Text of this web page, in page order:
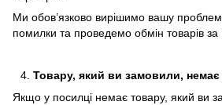
Ми обов’язково вирішимо вашу
помилки та проведемо обмін товарів за
Товару, який ви замовили, немає
Якщо у посилці немає товару, який ви